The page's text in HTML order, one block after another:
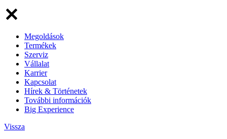
Megoldások
Termékek
Szerviz
Vállalat
Karrier
Kapcsolat
Hírek & Történetek
További információk
Big Experience
Vissza